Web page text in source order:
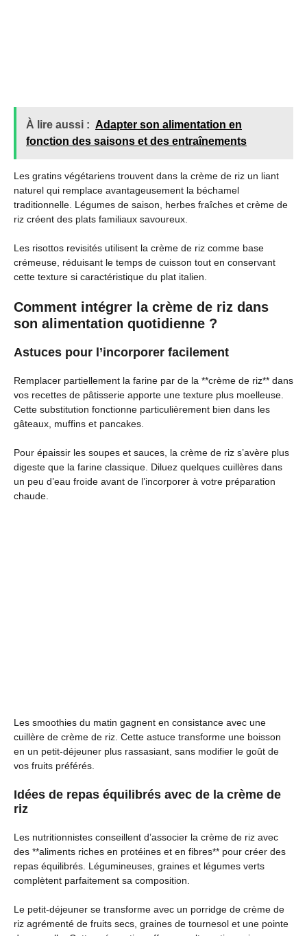
À lire aussi : Adapter son alimentation en
fonction des saisons et des entraînements
Les gratins végétariens trouvent dans la crème de riz un liant
naturel qui remplace avantageusement la béchamel
traditionnelle. Légumes de saison, herbes fraîches et crème de
riz créent des plats familiaux savoureux.
Les risottos revisités utilisent la crème de riz comme base
crémeuse, réduisant le temps de cuisson tout en conservant
cette texture si caractéristique du plat italien.
Comment intégrer la crème de riz dans
son alimentation quotidienne ?
Astuces pour l’incorporer facilement
Remplacer partiellement la farine par de la **crème de riz** dans
vos recettes de pâtisserie apporte une texture plus moelleuse.
Cette substitution fonctionne particulièrement bien dans les
gâteaux, muffins et pancakes.
Pour épaissir les soupes et sauces, la crème de riz s’avère plus
digeste que la farine classique. Diluez quelques cuillères dans
un peu d’eau froide avant de l’incorporer à votre préparation
chaude.
Les smoothies du matin gagnent en consistance avec une
cuillère de crème de riz. Cette astuce transforme une boisson
en un petit-déjeuner plus rassasiant, sans modifier le goût de
vos fruits préférés.
Idées de repas équilibrés avec de la crème de
riz
Les nutritionnistes conseillent d’associer la crème de riz avec
des **aliments riches en protéines et en fibres** pour créer des
repas équilibrés. Légumineuses, graines et légumes verts
complètent parfaitement sa composition.
Le petit-déjeuner se transforme avec un porridge de crème de
riz agrémenté de fruits secs, graines de tournesol et une pointe